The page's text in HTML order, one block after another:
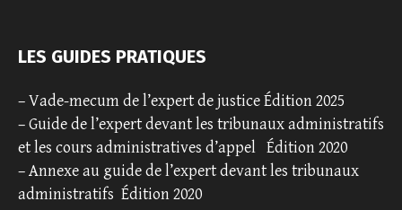
LES GUIDES PRATIQUES
–Vade-mecum de l’expert de justice Édition 2025
–Guide de l’expert devant les tribunaux administratifs
et les cours administratives d’appel Édition 2020
–Annexe au guide de l’expert devant les tribunaux
administratifs Édition 2020